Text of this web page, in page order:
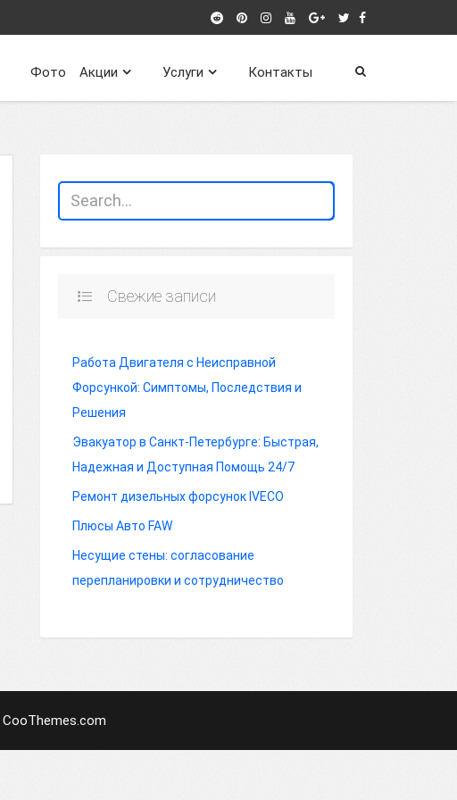
Контакты
Услуги
Акции
Фото
Свежие записи
Работа Двигателя с Неисправной
Форсункой: Симптомы, Последствия и
Решения
Эвакуатор в Санкт-Петербурге: Быстрая,
Надежная и Доступная Помощь 24/7
Ремонт дизельных форсунок IVECO
Плюсы Авто FAW
Несущие стены: согласование
перепланировки и сотрудничество
CooThemes.com